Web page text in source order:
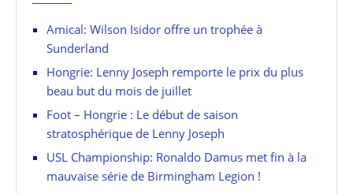
Amical: Wilson Isidor offre un trophée à
Sunderland
Hongrie: Lenny Joseph remporte le prix du plus
beau but du mois de juillet
Foot – Hongrie : Le début de saison
stratosphérique de Lenny Joseph
USL Championship: Ronaldo Damus met fin à la
mauvaise série de Birmingham Legion !